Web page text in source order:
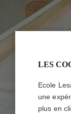
LES
Ecole
une
plus en